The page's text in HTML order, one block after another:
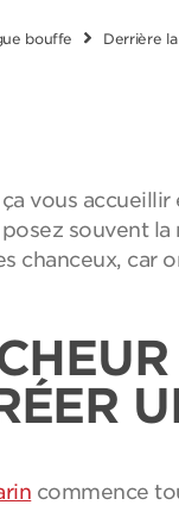
bouffe Derrière
vous
souvent
chanceux, car
commence